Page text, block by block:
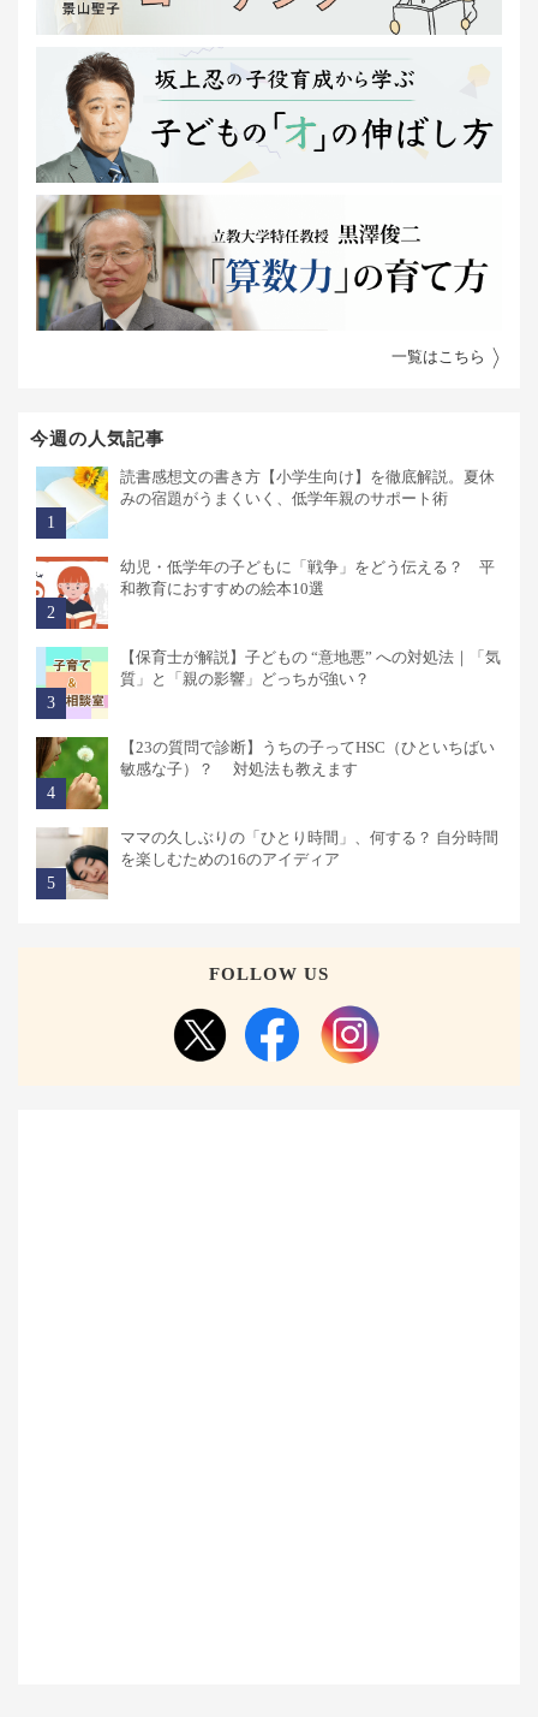
一覧はこちら
今週の人気記事
読書感想文の書き方【小学生向け】を徹底解説。夏休
みの宿題がうまくいく、低学年親のサポート術
幼児・低学年の子どもに「戦争」をどう伝える？ 平
和教育におすすめの絵本10選
【保育士が解説】子どもの “意地悪” への対処法｜「気
質」と「親の影響」どっちが強い？
【23の質問で診断】うちの子ってHSC（ひといちばい
敏感な子）？ 対処法も教えます
ママの久しぶりの「ひとり時間」、何する？ 自分時間
を楽しむための16のアイディア
FOLLOW US